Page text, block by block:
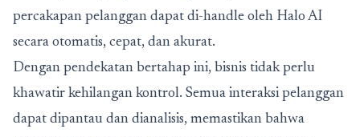
percakapan pelanggan dapat di-handle oleh Halo AI
secara otomatis, cepat, dan akurat.
Dengan pendekatan bertahap ini, bisnis tidak perlu
khawatir kehilangan kontrol. Semua interaksi pelanggan
dapat dipantau dan dianalisis, memastikan bahwa